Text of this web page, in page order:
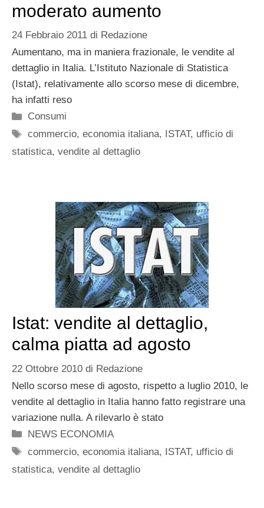
moderato aumento
24 Febbraio 2011 di Redazione
Aumentano, ma in maniera frazionale, le vendite al
dettaglio in Italia. L’Istituto Nazionale di Statistica
(Istat), relativamente allo scorso mese di dicembre,
ha infatti reso
Categorie
Consumi
Tag
commercio,economia italiana, ISTAT, ufficio di
statistica, vendite al dettaglio
Istat: vendite al dettaglio,
calma piatta ad agosto
22 Ottobre 2010 di Redazione
Nello scorso mese di agosto, rispetto a luglio 2010, le
vendite al dettaglio in Italia hanno fatto registrare una
variazione nulla. A rilevarlo è stato
Categorie
NEWS ECONOMIA
Tag
commercio,economia italiana, ISTAT, ufficio di
statistica, vendite al dettaglio